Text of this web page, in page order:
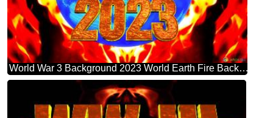
World War 3 Background 2023 World Earth Fire Background Global